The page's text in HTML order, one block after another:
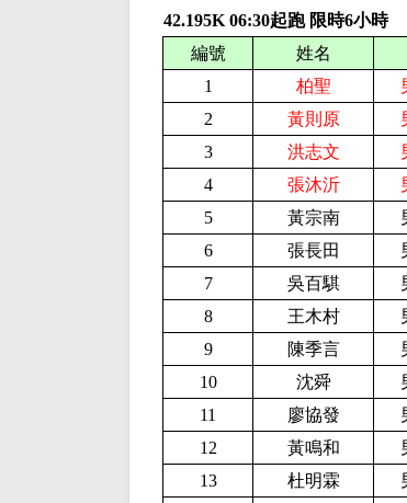
42.195K 06:30起跑 限時6小時
編號
姓名
1
柏聖
2
黃則原
3
洪志文
4
張沐沂
5
黃宗南
6
張長田
7
吳百騏
8
王木村
9
陳季言
10
沈舜
11
廖協發
12
黃鳴和
13
杜明霖